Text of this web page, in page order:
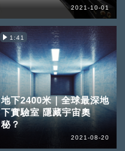
2021-10-01
1:41
地下2400米｜全球最深地
下實驗室 隱藏宇宙奧
秘？
2021-08-20